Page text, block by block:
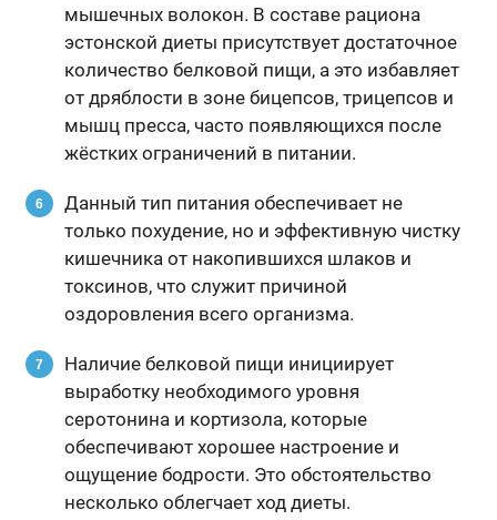
мышечных волокон. В составе рациона
эстонской диеты присутствует достаточное
количество белковой пищи, а это избавляет
от дряблости в зоне бицепсов, трицепсов и
мышц пресса, часто появляющихся после
жёстких ограничений в питании.
Данный тип питания обеспечивает не
только похудение, но и эффективную чистку
кишечника от накопившихся шлаков и
токсинов, что служит причиной
оздоровления всего организма.
Наличие белковой пищи инициирует
выработку необходимого уровня
серотонина и кортизола, которые
обеспечивают хорошее настроение и
ощущение бодрости. Это обстоятельство
несколько облегчает ход диеты.